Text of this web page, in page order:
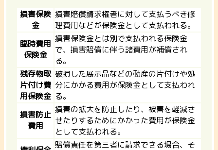
損害保険
金
損害賠償請求権者に対して支払うべき修
理費用などが保険金として支払われる。
臨時費用
保険金
損害保険金とは別で支払われる保険金
で、損害賠償に伴う諸費用が補償され
る。
残存物取
片付け費
用保険金
破損した展示品などの動産の片付けや処
分にかかる費用が保険金として支払われ
る。
損害防止
費用
損害の拡大を防止したり、被害を軽減さ
せたりするためにかかった費用が保険金
として支払われる。
賠償責任を第三者に請求できる場合、そ